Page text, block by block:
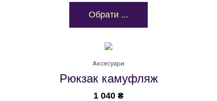
Обрати ...
Аксесуари
Рюкзак камуфляж
1 040 ₴